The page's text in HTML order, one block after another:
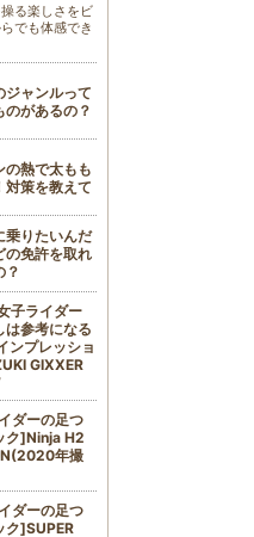
る楽しさをビ
でも体感でき
ジャンルって
のがあるの？
の熱で太もも
対策を教えて
乗りたいんだ
の免許を取れ
？
子ライダー
は参考になる
ンプレッショ
GIXXER
ダーの足つ
ク]Ninja H2
年撮
ダーの足つ
ク]SUPER